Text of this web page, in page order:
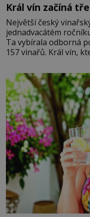
Král vín začíná
Největší český
jednadvacátém
Ta vybírala odborná
157 vinařů. Král